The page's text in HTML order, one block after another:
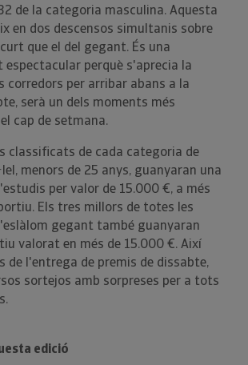
de la categoria masculina. Aquesta
en dos descensos simultanis sobre
que el del gegant. És una
perquè s'aprecia la
corredors per arribar abans a la
serà un dels moments més
cap de setmana.
classificats de cada categoria de
menors de 25 anys, guanyaran una
per valor de 15.000 €, a més
Els tres millors de totes les
gegant també guanyaran
valorat en més de 15.000 €. Així
de l'entrega de premis de dissabte,
sortejos amb sorpreses per a tots
edició